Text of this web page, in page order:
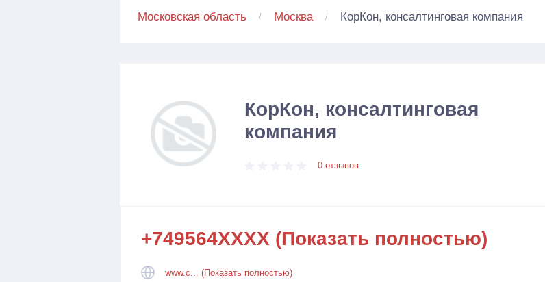
Московская область Москва КорКон, консалтинговая компания
КорКон, консалтинговая
компания
0 отзывов
+749564XXXX (Показать полностью)
www.c... (Показать полностью)